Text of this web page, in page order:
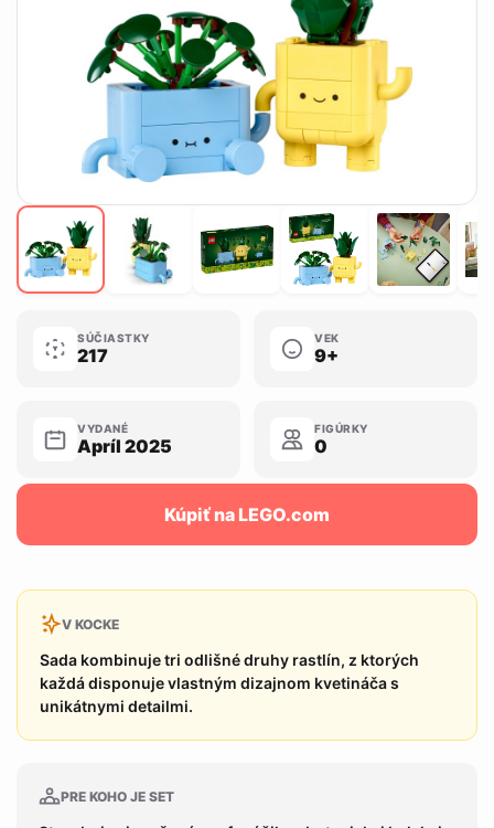
SÚČIASTKY
217
VEK
9+
VYDANÉ
Apríl 2025
FIGÚRKY
0
Kúpiť na LEGO.com
V KOCKE
Sada kombinuje tri odlišné druhy rastlín, z ktorých
každá disponuje vlastným dizajnom kvetináča s
unikátnymi detailmi.
PRE KOHO JE SET